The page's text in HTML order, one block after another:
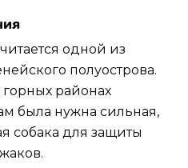
одной из
полуострова.
районах
была нужна сильная,
собака для защиты